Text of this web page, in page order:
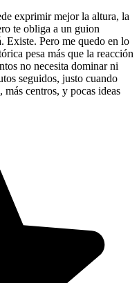
exprimir mejor la altura, la
te obliga a un guion
Existe. Pero me quedo en lo
pesa más que la reacción
no necesita dominar ni
seguidos, justo cuando
más centros, y pocas ideas